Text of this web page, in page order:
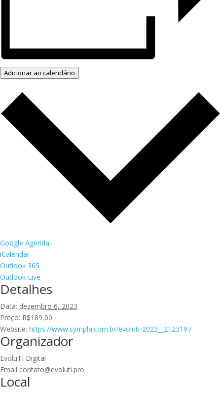
Adicionar ao calendário
Google Agenda
iCalendar
Outlook 365
Outlook Live
Detalhes
Data: dezembro 6, 2023
Preço: R$189,00
Website: https://www.sympla.com.br/evoluti-2023__2123197
Organizador
EvoluTI Digital
Email contato@evoluti.pro
Local